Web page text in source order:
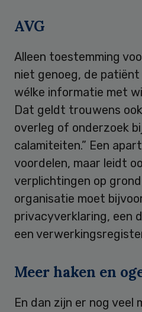
AVG
Alleen toestemming
niet genoeg, de
wélke informatie met
Dat geldt trouwens
overleg of onderzoek
calamiteiten.” Een
voordelen, maar leidt
verplichtingen op grond
organisatie moet
privacyverklaring, een
een
Meer haken en
En dan zijn er nog veel